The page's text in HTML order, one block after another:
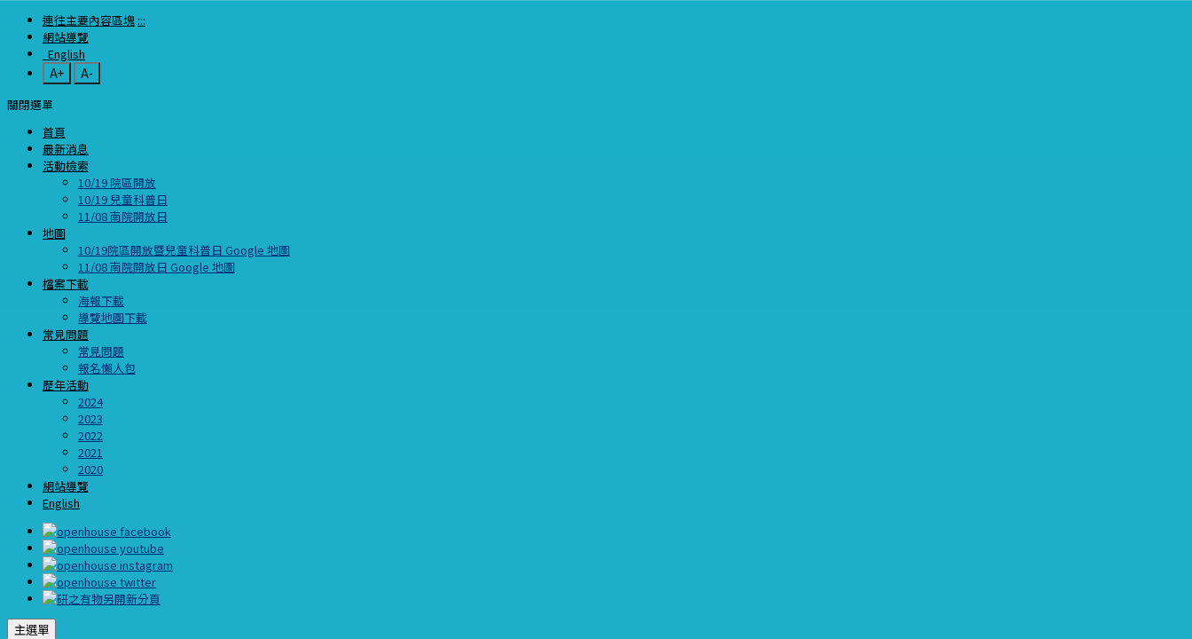
連往主要內容區塊 :::
網站導覽
English
A+
A-
關閉選單
首頁
最新消息
活動檢索
10/19 院區開放
10/19 兒童科普日
11/08 南院開放日
地圖
10/19院區開放暨兒童科普日 Google 地圖
11/08 南院開放日 Google 地圖
檔案下載
海報下載
導覽地圖下載
常見問題
常見問題
報名懶人包
歷年活動
2024
2023
2022
2021
2020
網站導覽
English
主選單